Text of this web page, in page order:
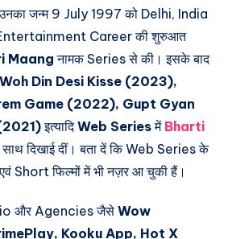
जन्म 9 July 1997 को Delhi, India
Entertainment Career की शुरुआत
Maangनामक Series से की। इसके बाद
Din Desi Kisse (2023),
Game (2022), Gupt Gyan
इत्यादिWeb Seriesमें Bharti
साथ दिखाई दीं। बता दें कि Web Series के
Short फिल्मों में भी नज़र आ चुकी हैं।
और Agencies जैसे Wow
Kooku App, Hot X